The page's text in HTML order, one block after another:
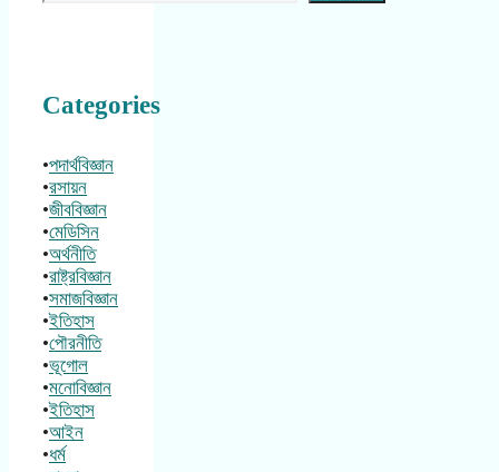
Categories
•পদার্থবিজ্ঞান
•রসায়ন
•জীববিজ্ঞান
•মেডিসিন
•অর্থনীতি
•রাষ্ট্রবিজ্ঞান
•সমাজবিজ্ঞান
•ইতিহাস
•পৌরনীতি
•ভূগোল
•মনোবিজ্ঞান
•ইতিহাস
•আইন
•ধর্ম